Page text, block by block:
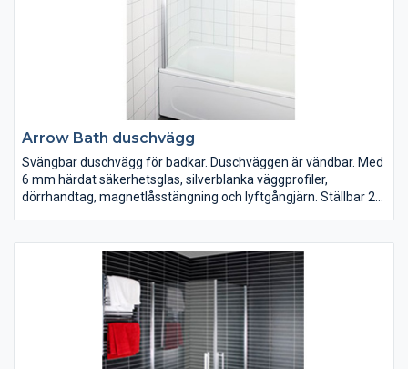
Arrow Bath duschvägg
Svängbar duschvägg för badkar. Duschväggen är vändbar. Med
6 mm härdat säkerhetsglas, silverblanka väggprofiler,
dörrhandtag, magnetlåsstängning och lyftgångjärn. Ställbar 20